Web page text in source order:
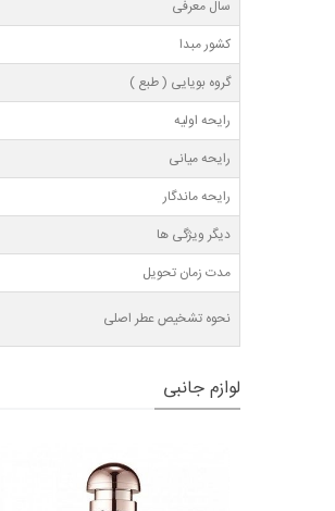
سال معرفی
کشور مبدا
گروه بویایی ( طبع )
رایحه اولیه
رایحه میانی
رایحه ماندگار
دیگر ویژگی ها
مدت زمان تحویل
نحوه تشخیص عطر اصلی
لوازم جانبی